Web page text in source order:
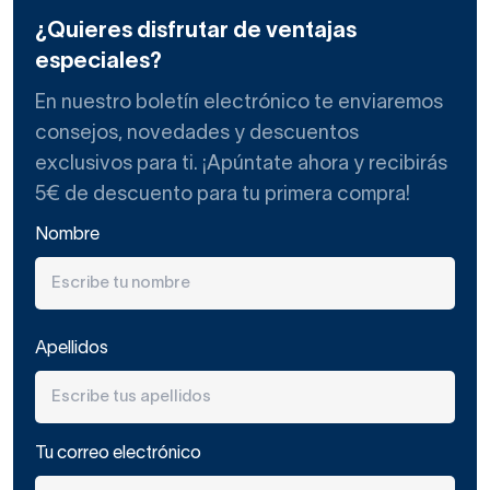
medidas, composiciones y acabados diversos. ¿Te
has preguntado qué tipo de mampara de ducha
buscas/necesitas?
Composiciones y aperturas de
las mamparas angulares de
Torvisco
¿Quieres disfrutar de ventajas
especiales?
En nuestro boletín electrónico te enviaremos
consejos, novedades y descuentos
exclusivos para ti. ¡Apúntate ahora y recibirás
5€ de descuento para tu primera compra!
Nombre
Apellidos
Tu correo electrónico